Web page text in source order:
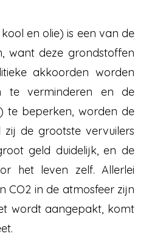
en olie) is een van de
want deze grondstoffen
akkoorden worden
te verminderen en de
te beperken, worden de
de grootste vervuilers
geld duidelijk, en de
het leven zelf. Allerlei
CO2 in de atmosfeer zijn
wordt aangepakt, komt